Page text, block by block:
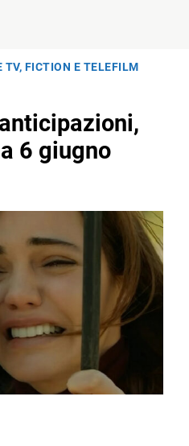
TV, FICTION E TELEFILM
6 giugno